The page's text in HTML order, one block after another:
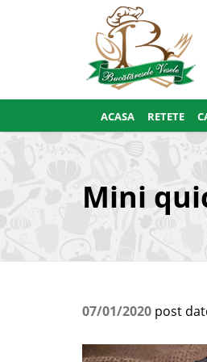
ACASA RETETE
Mini
07/01/2020 post